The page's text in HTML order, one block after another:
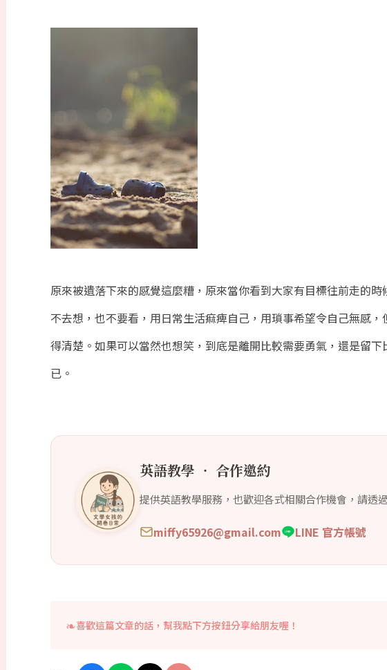
原來被遺落下來的感覺這麼糟，原來當你看到大家有目標往前走的
不去想，也不要看，用日常生活痲痺自己，用瑣事希望令自己無感
得清楚。如果可以當然也想笑，到底是離開比較需要勇氣，還是留
已。
英語教學 ‧ 合作邀約
提供英語教學服務，也歡迎各式相關合作機會，請透
miffy65926@gmail.com LINE 官方帳號
喜歡這篇文章的話，幫我點下方按鈕分享給朋友喔！